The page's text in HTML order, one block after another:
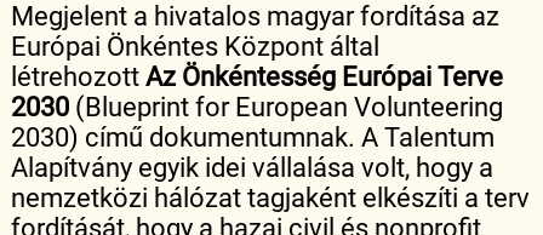
Megjelent a hivatalos magyar fordítása az
Európai Önkéntes Központ által
létrehozottAz Önkéntesség Európai Terve
2030 (Blueprint for European Volunteering
2030) című dokumentumnak. A Talentum
Alapítvány egyik idei vállalása volt, hogy a
nemzetközi hálózat tagjaként elkészíti a terv
fordítását, hogy a hazai civil és nonprofit